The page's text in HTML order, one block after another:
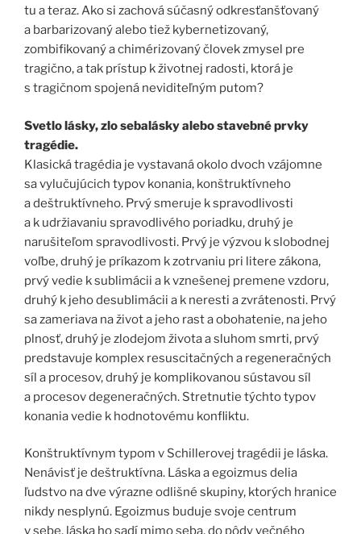
tu a teraz. Ako si zachová súčasný odkresťanšťovaný
a barbarizovaný alebo tiež kybernetizovaný,
zombifikovaný a chimérizovaný človek zmysel pre
tragično, a tak prístup k životnej radosti, ktorá je
s tragičnom spojená neviditeľným putom?
Svetlo lásky, zlo sebalásky alebo stavebné prvky
tragédie.
Klasická tragédia je vystavaná okolo dvoch vzájomne
sa vylučujúcich typov konania, konštruktívneho
a deštruktívneho. Prvý smeruje k spravodlivosti
a k udržiavaniu spravodlivého poriadku, druhý je
narušiteľom spravodlivosti. Prvý je výzvou k slobodnej
voľbe, druhý je príkazom k zotrvaniu pri litere zákona,
prvý vedie k sublimácii a k vznešenej premene vzdoru,
druhý k jeho desublimácii a k neresti a zvrátenosti. Prvý
sa zameriava na život a jeho rast a obohatenie, na jeho
plnosť, druhý je zlodejom života a sluhom smrti, prvý
predstavuje komplex resuscitačných a regeneračných
síl a procesov, druhý je komplikovanou sústavou síl
a procesov degeneračných. Stretnutie týchto typov
konania vedie k hodnotovému konfliktu.
Konštruktívnym typom v Schillerovej tragédii je láska.
Nenávisť je deštruktívna. Láska a egoizmus delia
ľudstvo na dve výrazne odlišné skupiny, ktorých hranice
nikdy nesplynú. Egoizmus buduje svoje centrum
v sebe, láska ho sadí mimo seba, do pôdy večného